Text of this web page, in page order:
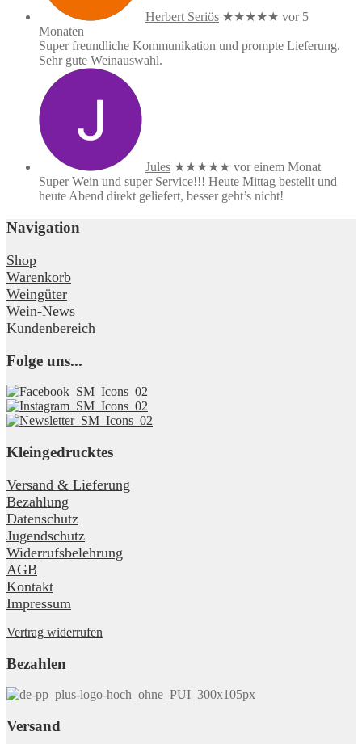
Herbert Seriös ★★★★★ vor 5
Monaten
Super freundliche Kommunikation und prompte Lieferung.
Sehr gute Weinauswahl.
Jules ★★★★★ vor einem Monat
Super Wein und super Service!!! Heute Mittag bestellt und
heute Abend direkt geliefert, besser geht’s nicht!
Navigation
Shop
Warenkorb
Weingüter
Wein-News
Kundenbereich
Folge uns...
Kleingedrucktes
Versand & Lieferung
Bezahlung
Datenschutz
Jugendschutz
Widerrufsbelehrung
AGB
Kontakt
Impressum
Vertrag widerrufen
Bezahlen
Versand